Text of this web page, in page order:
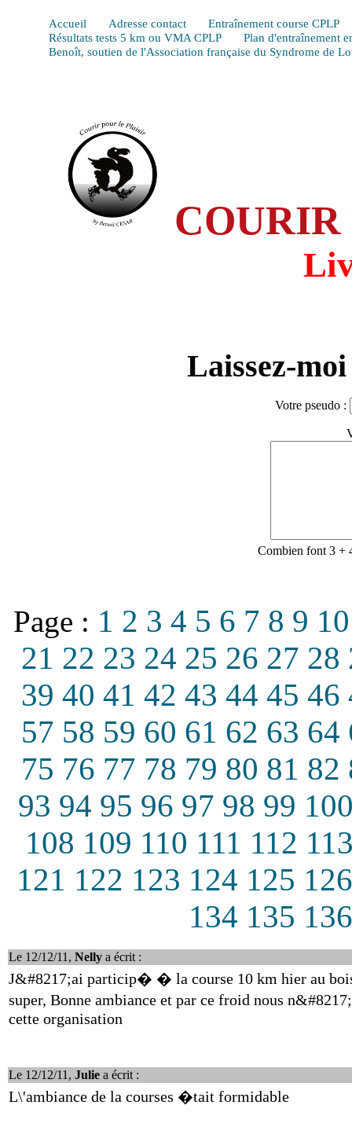
Accueil Adresse contact
Entraînement course CPLP
Résultats tests 5 km ou VMA CPLP
Plan d'entraînement
Benoît, soutien de l'Association française du Syndrome de
Laissez-
Votre pseudo :
Combien font 3 +
Page : 1 2 3 4 5 6 7 8 9 10
21 22 23 24 25 26 27 28
39 40 41 42 43 44 45 46
57 58 59 60 61 62 63 64
75 76 77 78 79 80 81 82
93 94 95 96 97 98 99
108 109 110 111 112
121 122 123 124 125 126
134 135 136
Le 12/12/11, Nelly a écrit :
J&#8217;ai particip� � la course 10 km hier au
super, Bonne ambiance et par ce froid nous
cette organisation
Le 12/12/11, Julie a écrit :
L\'ambiance de la courses �tait formidable